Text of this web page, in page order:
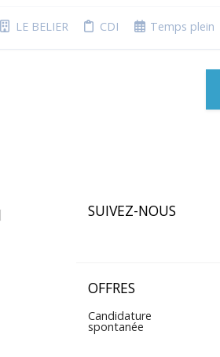
LE BELIER CDI Temps plein
SUIVEZ-NOUS
OFFRES
Candidature
spontanée